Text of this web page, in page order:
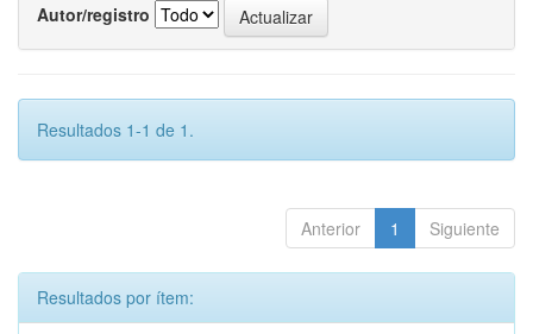
Autor/registro
Resultados 1-1 de 1.
Anterior 1 Siguiente
Resultados por ítem: